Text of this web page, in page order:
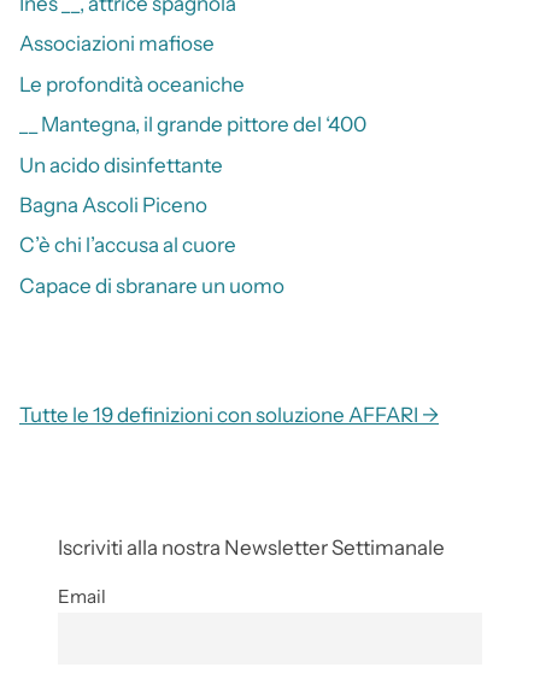
Associazioni mafiose
Le profondità oceaniche
__ Mantegna, il grande pittore del ‘400
Un acido disinfettante
Bagna Ascoli Piceno
C’è chi l’accusa al cuore
Capace di sbranare un uomo
Tutte le 19 definizioni con soluzione AFFARI →
Iscriviti alla nostra Newsletter Settimanale
Email